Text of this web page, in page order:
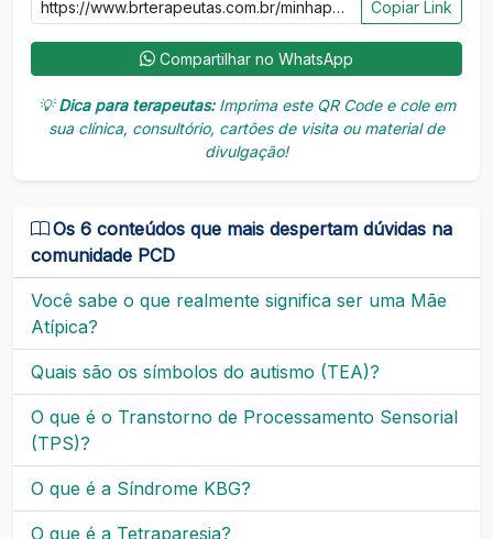
Copiar Link
Compartilhar no WhatsApp
💡Dica para terapeutas:Imprima este QR Code e cole em
sua clínica, consultório, cartões de visita ou material de
divulgação!
Os 6 conteúdos que mais despertam dúvidas na
comunidade PCD
Você sabe o que realmente significa ser uma Mãe
Atípica?
Quais são os símbolos do autismo (TEA)?
O que é o Transtorno de Processamento Sensorial
(TPS)?
O que é a Síndrome KBG?
O que é a Tetraparesia?